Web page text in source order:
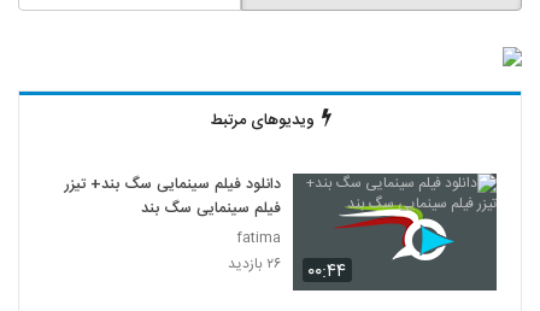
دانلود فیلم بیچاره ها
دانلود فیلم این زن ها ساخته عباس رزیجی
۳,۲۰۳ بازدید
ویدیوهای مرتبط
۰۰:۴۴
دانلود فیلم سینمایی سگ بند+ تیزر
فیلم سینمایی سگ بند
fatima
۲۶ بازدید